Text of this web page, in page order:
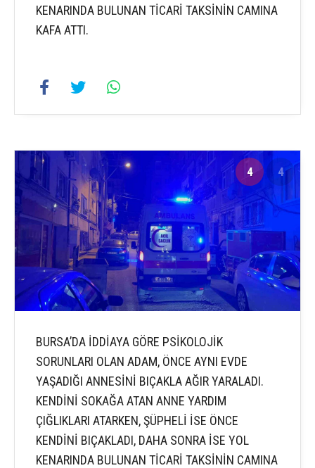
KENARINDA BULUNAN TİCARİ TAKSİNİN CAMINA
KAFA ATTI.
4 4
BURSA’DA İDDİAYA GÖRE PSİKOLOJİK
SORUNLARI OLAN ADAM, ÖNCE AYNI EVDE
YAŞADIĞI ANNESİNİ BIÇAKLA AĞIR YARALADI.
KENDİNİ SOKAĞA ATAN ANNE YARDIM
ÇIĞLIKLARI ATARKEN, ŞÜPHELİ İSE ÖNCE
KENDİNİ BIÇAKLADI, DAHA SONRA İSE YOL
KENARINDA BULUNAN TİCARİ TAKSİNİN CAMINA